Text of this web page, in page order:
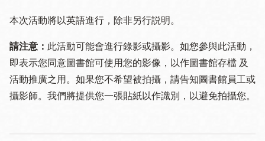
本次活動將以英語進行，除非另行説明。
請注意： 此活動可能會進行錄影或攝影。如您參與此活動，
即表示您同意圖書館可使用您的影像，以作圖書館存檔 及
活動推廣之用。如果您不希望被拍攝，請告知圖書館員工或
攝影師。我們將提供您一張貼紙以作識別，以避免拍攝您。